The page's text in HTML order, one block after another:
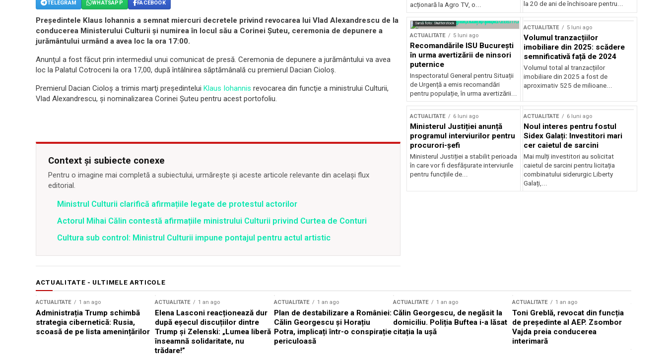
TELEGRAM WHATSAPP FACEBOOK
Preşedintele Klaus Iohannis a semnat miercuri decretele privind revocarea lui Vlad Alexandrescu de la
conducerea Ministerului Culturii şi numirea în locul său a Corinei Şuteu, ceremonia de depunere a
jurământului urmând a avea loc la ora 17:00.
Anunţul a fost făcut prin intermediul unui comunicat de presă. Ceremonia de depunere a jurământului va avea
loc la Palatul Cotroceni la ora 17,00, după întâlnirea săptămânală cu premierul Dacian Cioloş.
Premierul Dacian Cioloş a trimis marţi preşedintelui Klaus Iohannis revocarea din funcţie a ministrului Culturii,
Vlad Alexandrescu, şi nominalizarea Corinei Şuteu pentru acest portofoliu.
Context și subiecte conexe
Pentru o imagine mai completă a subiectului, urmărește și aceste articole relevante din același flux
editorial.
Ministrul Culturii clarifică afirmațiile legate de protestul actorilor
Actorul Mihai Călin contestă afirmațiile ministrului Culturii privind Curtea de Conturi
Cultura sub control: Ministrul Culturii impune pontajul pentru actul artistic
acționară la Agro TV, o...
la 20 de ani de închisoare pentru...
Sursă foto: Shutterstock
ACTUALITATE 5 luni ago
Recomandările ISU București
în urma avertizării de ninsori
puternice
Inspectoratul General pentru Situații
de Urgență a emis recomandări
pentru populație, în urma avertizării...
ACTUALITATE 5 luni ago
Volumul tranzacțiilor
imobiliare din 2025: scădere
semnificativă față de 2024
Volumul total al tranzacțiilor
imobiliare din 2025 a fost de
aproximativ 525 de milioane...
ACTUALITATE 6 luni ago
Ministerul Justiției anunță
programul interviurilor pentru
procurori-șefi
Ministerul Justiției a stabilit perioada
în care vor fi desfășurate interviurile
pentru funcțiile de...
ACTUALITATE 6 luni ago
Noul interes pentru fostul
Sidex Galați: Investitori mari
cer caietul de sarcini
Mai mulți investitori au solicitat
caietul de sarcini pentru licitația
combinatului siderurgic Liberty
Galați,...
ACTUALITATE - ULTIMELE ARTICOLE
ACTUALITATE 1 an ago
Administrația Trump schimbă
strategia cibernetică: Rusia,
scoasă de pe lista amenințărilor
ACTUALITATE 1 an ago
Elena Lasconi reacționează dur
după eșecul discuțiilor dintre
Trump și Zelenski: „Lumea liberă
înseamnă solidaritate, nu
trădare!”
ACTUALITATE 1 an ago
Plan de destabilizare a României:
Călin Georgescu și Horațiu
Potra, implicați într-o conspirație
periculoasă
ACTUALITATE 1 an ago
Călin Georgescu, de negăsit la
domiciliu. Poliția Buftea i-a lăsat
citația la ușă
ACTUALITATE 1 an ago
Toni Greblă, revocat din funcția
de președinte al AEP. Zsombor
Vajda preia conducerea
interimară